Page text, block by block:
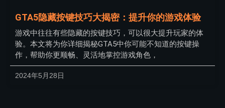
GTA5隐藏按键技巧大揭密：提升你的游戏体验
游戏中往往有些隐藏的按键技巧，可以很大提升玩家的体
验。本文将为你详细揭秘GTA5中你可能不知道的按键操
作，帮助你更顺畅、灵活地掌控游戏角色，
2024年5月28日